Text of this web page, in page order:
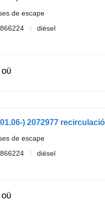
de escape
diésel
de escape
diésel